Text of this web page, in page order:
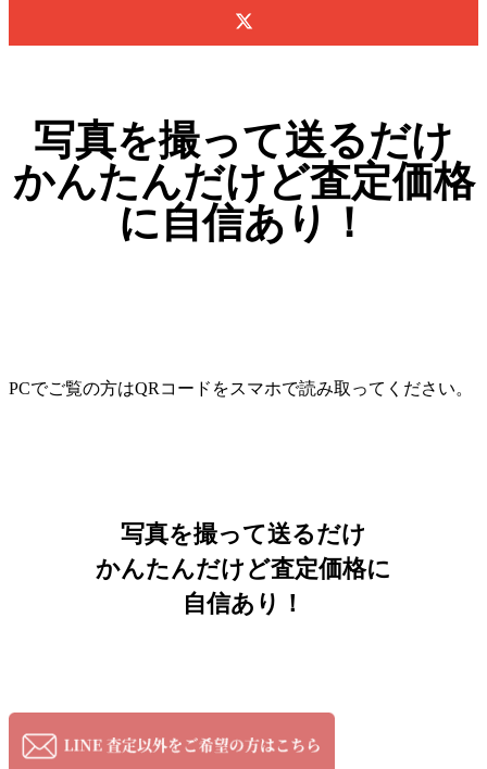
写真を撮って送るだけ
かんたんだけど査定価格
に自信あり！
PCでご覧の方はQRコードをスマホで読み取ってください。
写真を撮って送るだけ
かんたんだけど査定価格に
自信あり！